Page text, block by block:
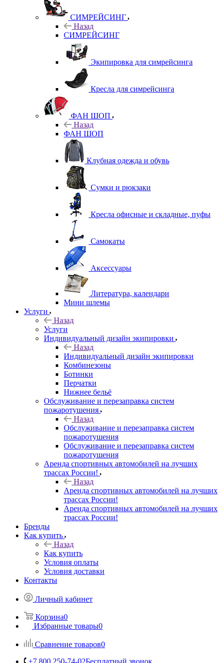
СИМРЕЙСИНГ
Назад
СИМРЕЙСИНГ
Экипировка для симрейсинга
Кресла для симрейсинга
ФАН ШОП
Назад
ФАН ШОП
Клубная одежда и обувь
Сумки и рюкзаки
Кресла офисные и складные, пуфы
Самокаты
Аксессуары
Литература, календари
Мини шлемы
Услуги
Назад
Услуги
Индивидуальный дизайн экипировки
Назад
Индивидуальный дизайн экипировки
Комбинезоны
Ботинки
Перчатки
Нижнее бельё
Обслуживание и перезаправка систем
пожаротушения
Назад
Обслуживание и перезаправка систем
пожаротушения
Обслуживание и перезаправка систем
пожаротушения
Аренда спортивных автомобилей на лучших
трассах России!
Назад
Аренда спортивных автомобилей на лучших
трассах России!
Аренда спортивных автомобилей на лучших
трассах России!
Бренды
Как купить
Назад
Как купить
Условия оплаты
Условия доставки
Контакты
Личный кабинет
Корзина0
Избранные товары0
Сравнение товаров0
+7 800 250-74-02Бесплатный звонок